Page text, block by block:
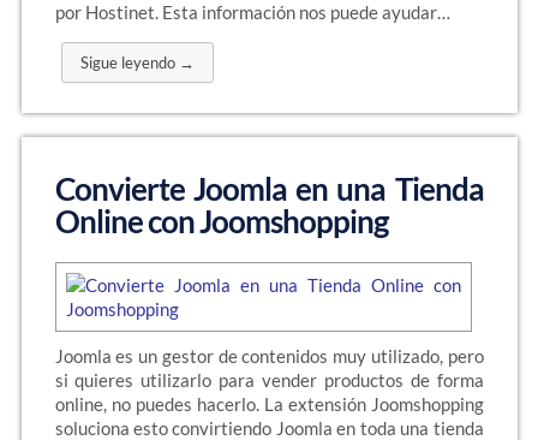
por Hostinet. Esta información nos puede ayudar…
Sigue leyendo →
Convierte Joomla en una Tienda
Online con Joomshopping
Joomla es un gestor de contenidos muy utilizado, pero
si quieres utilizarlo para vender productos de forma
online, no puedes hacerlo. La extensión Joomshopping
soluciona esto convirtiendo Joomla en toda una tienda